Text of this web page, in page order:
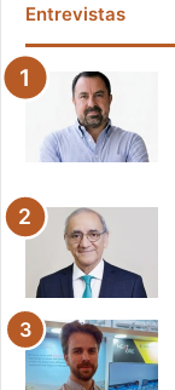
Entrevistas